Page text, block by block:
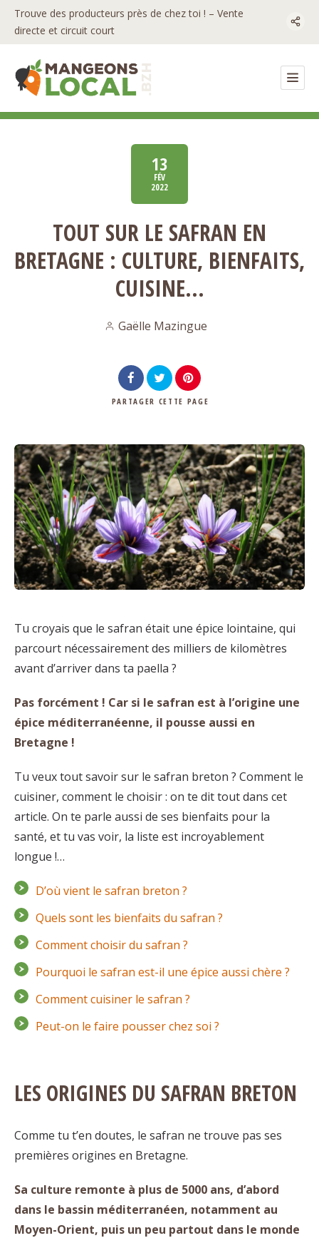
Trouve des producteurs près de chez toi ! – Vente
directe et circuit court
13
FÉV
2022
TOUT SUR LE SAFRAN EN
BRETAGNE : CULTURE, BIENFAITS,
CUISINE…
Gaëlle Mazingue
PARTAGER CETTE PAGE
Tu croyais que le safran était une épice lointaine, qui
parcourt nécessairement des milliers de kilomètres
avant d’arriver dans ta paella ?
Pas forcément ! Car si le safran est à l’origine une
épice méditerranéenne, il pousse aussi en
Bretagne !
Tu veux tout savoir sur le safran breton ? Comment le
cuisiner, comment le choisir : on te dit tout dans cet
article. On te parle aussi de ses bienfaits pour la
santé, et tu vas voir, la liste est incroyablement
longue !…
D’où vient le safran breton ?
Quels sont les bienfaits du safran ?
Comment choisir du safran ?
Pourquoi le safran est-il une épice aussi chère ?
Comment cuisiner le safran ?
Peut-on le faire pousser chez soi ?
LES ORIGINES DU SAFRAN BRETON
Comme tu t’en doutes, le safran ne trouve pas ses
premières origines en Bretagne.
Sa culture remonte à plus de 5000 ans, d’abord
dans le bassin méditerranéen, notamment au
Moyen-Orient, puis un peu partout dans le monde